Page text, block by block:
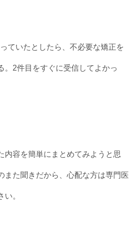
ていたとしたら、不必要な矯正を
。2件目をすぐに受信してよかっ
内容を簡単にまとめてみようと思
また聞きだから、心配な方は専門医
。